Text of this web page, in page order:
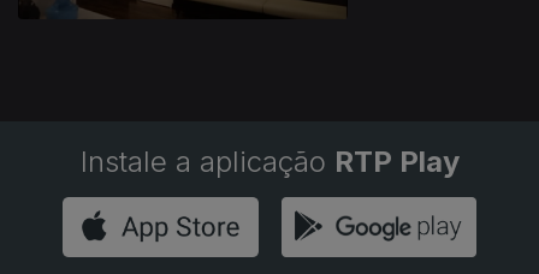
Instale a aplicação RTP Play